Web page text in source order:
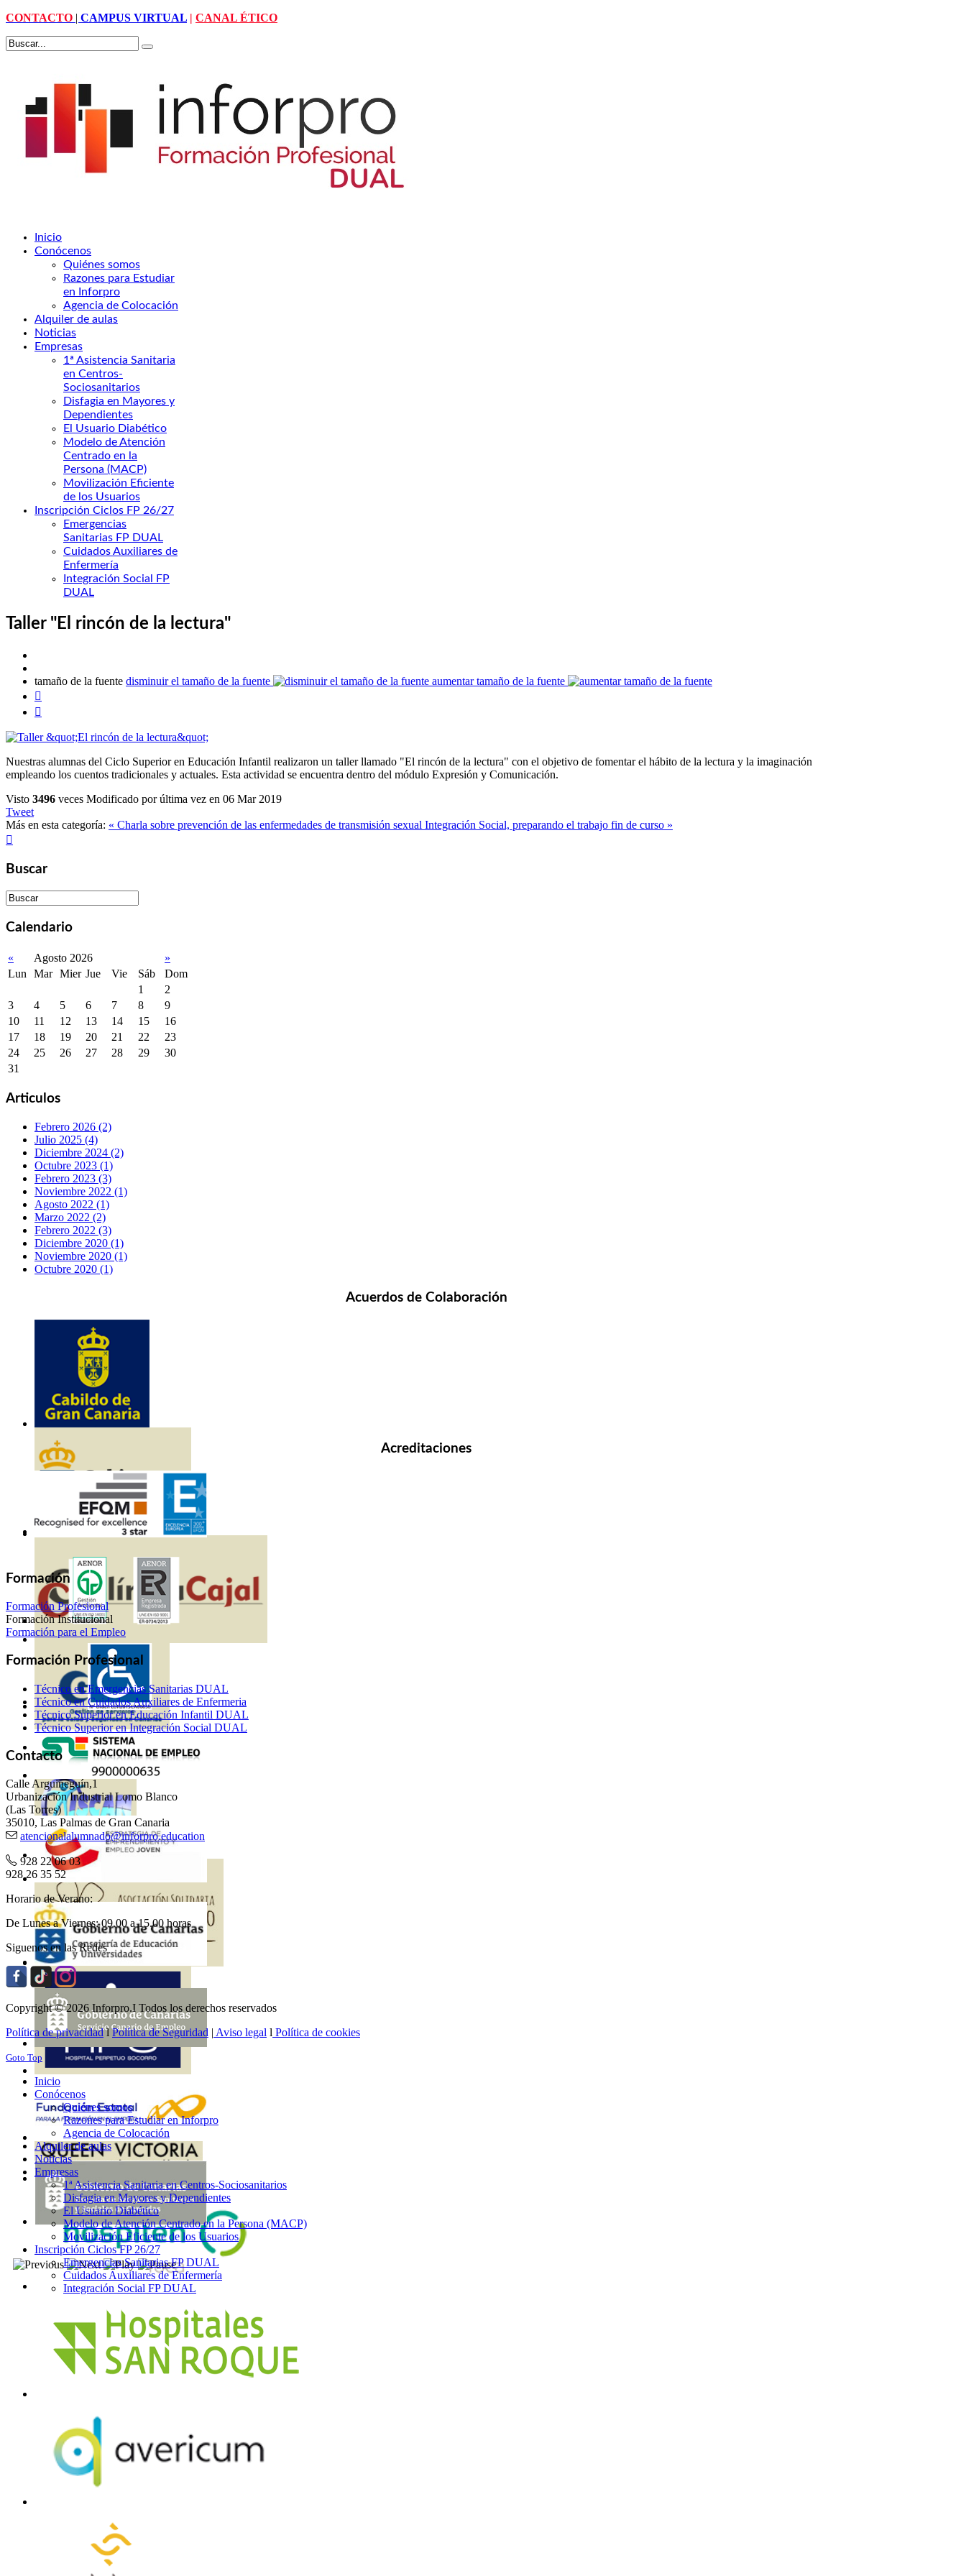
CONTACTO | CAMPUS VIRTUAL | CANAL ÉTICO
Inicio
Conócenos
Quiénes somos
Razones para Estudiar
en Inforpro
Agencia de Colocación
Alquiler de aulas
Noticias
Empresas
1ª Asistencia Sanitaria
en Centros-
Sociosanitarios
Disfagia en Mayores y
Dependientes
El Usuario Diabético
Modelo de Atención
Centrado en la
Persona (MACP)
Movilización Eficiente
de los Usuarios
Inscripción Ciclos FP 26/27
Emergencias
Sanitarias FP DUAL
Cuidados Auxiliares de
Enfermería
Integración Social FP
DUAL
Taller "El rincón de la lectura"
tamaño de la fuente disminuir el tamaño de la fuente
aumentar tamaño de la fuente


Nuestras alumnas del Ciclo Superior en Educación Infantil realizaron un taller llamado "El rincón de la lectura" con el objetivo de fomentar el hábito de la lectura y la imaginación
empleando los cuentos tradicionales y actuales. Esta actividad se encuentra dentro del módulo Expresión y Comunicación.
Visto 3496 veces Modificado por última vez en 06 Mar 2019
Tweet
Más en esta categoría: « Charla sobre prevención de las enfermedades de transmisión sexual Integración Social, preparando el trabajo fin de curso »

Buscar
Calendario
« Agosto 2026
»
Lun
Mar Mier Jue Vie Sáb
Dom
1
2
3
4 5 6 7 8
9
10
11 12 13 14 15
16
17
18 19 20 21 22
23
24
25 26 27 28 29
30
31
Articulos
Febrero 2026 (2)
Julio 2025 (4)
Diciembre 2024 (2)
Octubre 2023 (1)
Febrero 2023 (3)
Noviembre 2022 (1)
Agosto 2022 (1)
Marzo 2022 (2)
Febrero 2022 (3)
Diciembre 2020 (1)
Noviembre 2020 (1)
Octubre 2020 (1)
Acuerdos de Colaboración
Acreditaciones
Formación
Formación Profesional
Formación Institucional
Formación para el Empleo
Formación Profesional
Técnico en Emergencias Sanitarias DUAL
Técnico en Cuidados Auxiliares de Enfermeria
Técnico Superior en Educación Infantil DUAL
Técnico Superior en Integración Social DUAL
Contacto
Calle Arguineguín,1
Urbanización Industrial Lomo Blanco
(Las Torres)
35010, Las Palmas de Gran Canaria
atencionalalumnado@inforpro.education
928 22 06 03
928 26 35 52
Horario de Verano:
De Lunes a Viernes: 09.00 a 15.00 horas
Siguenos en las Redes
Copyright © 2026 Inforpro.I Todos los derechos reservados
Política de privacidadlPolítica de Seguridad | Aviso legal l Política de cookies
Goto Top
Inicio
Conócenos
Quiénes somos
Razones para Estudiar en Inforpro
Agencia de Colocación
Alquiler de aulas
Noticias
Empresas
1ª Asistencia Sanitaria en Centros-Sociosanitarios
Disfagia en Mayores y Dependientes
El Usuario Diabético
Modelo de Atención Centrado en la Persona (MACP)
Movilización Eficiente de los Usuarios
Inscripción Ciclos FP 26/27
Emergencias Sanitarias FP DUAL
Cuidados Auxiliares de Enfermería
Integración Social FP DUAL